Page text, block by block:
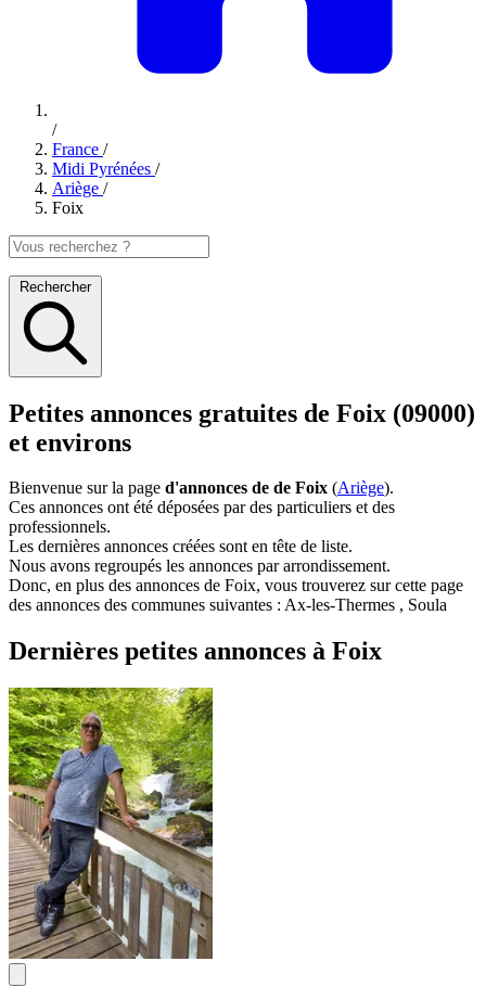
/
France /
Midi Pyrénées /
Ariège /
Foix
Rechercher
Petites annonces gratuites de Foix (09000)
et environs
Bienvenue sur la page d'annonces de de Foix (Ariège).
Ces annonces ont été déposées par des particuliers et des
professionnels.
Les dernières annonces créées sont en tête de liste.
Nous avons regroupés les annonces par arrondissement.
Donc, en plus des annonces de Foix, vous trouverez sur cette page
des annonces des communes suivantes : Ax-les-Thermes , Soula
Dernières petites annonces à Foix